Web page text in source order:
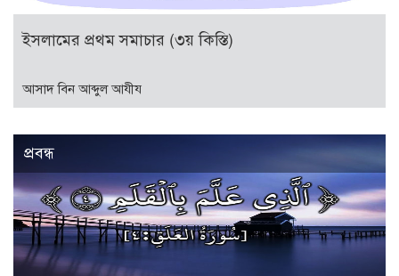
ইসলামের প্রথম সমাচার (৩য় কিস্তি)
আসাদ বিন আব্দুল আযীয
প্রবন্ধ